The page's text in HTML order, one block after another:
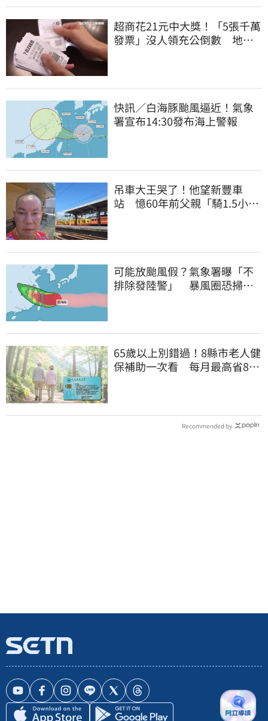
超商花21元中大獎！「5張千萬
發票」沒人領充公倒數 地點
快訊／白海豚颱風逼近！氣象
署宣布14:30發布海上警報
吊車大王哭了！他望新豐車
站 憶60年前父親「騎1.5小時
可能放颱風假？氣象署曝「不
排除發陸警」 暴風圈恐掃過2
65歲以上別錯過！8縣市老人健
保補助一次看 每月最高省826
Recommended by